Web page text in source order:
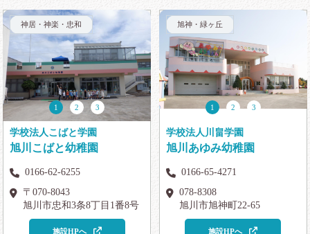
神居・神楽・忠和
1 2 3
学校法人こばと学園
旭川こばと幼稚園
0166-62-6255
〒070-8043
旭川市忠和3条8丁目1番8号
施設HPへ
旭神・緑ヶ丘
1 2 3
学校法人川畠学園
旭川あゆみ幼稚園
0166-65-4271
078-8308
旭川市旭神町22-65
施設HPへ